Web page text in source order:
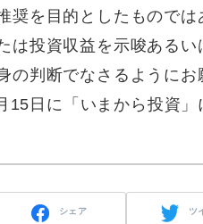
奨を目的としたもので
は投資収益を示唆ある
の判断でなさるようにお
日に「いまから投資
シェア ツ